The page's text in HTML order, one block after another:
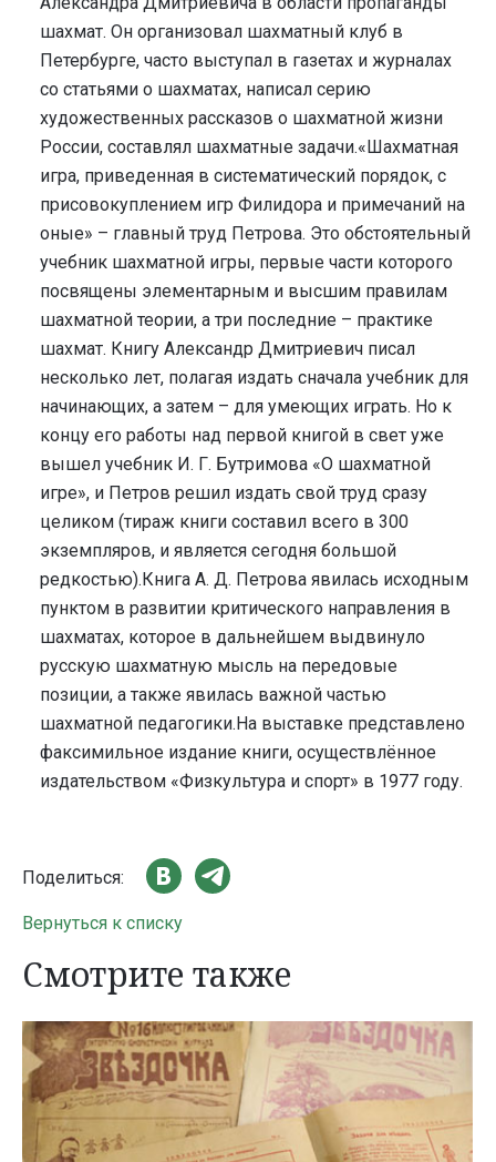
шахмат. Он организовал шахматный клуб в
Петербурге, часто выступал в газетах и журналах
со статьями о шахматах, написал серию
художественных рассказов о шахматной жизни
России, составлял шахматные задачи.«Шахматная
игра, приведенная в систематический порядок, с
присовокуплением игр Филидора и примечаний на
оные» – главный труд Петрова. Это обстоятельный
учебник шахматной игры, первые части которого
посвящены элементарным и высшим правилам
шахматной теории, а три последние – практике
шахмат. Книгу Александр Дмитриевич писал
несколько лет, полагая издать сначала учебник для
начинающих, а затем – для умеющих играть. Но к
концу его работы над первой книгой в свет уже
вышел учебник И. Г. Бутримова «О шахматной
игре», и Петров решил издать свой труд сразу
целиком (тираж книги составил всего в 300
экземпляров, и является сегодня большой
редкостью).Книга А. Д. Петрова явилась исходным
пунктом в развитии критического направления в
шахматах, которое в дальнейшем выдвинуло
русскую шахматную мысль на передовые
позиции, а также явилась важной частью
шахматной педагогики.На выставке представлено
факсимильное издание книги, осуществлённое
издательством «Физкультура и спорт» в 1977 году.
Поделиться:
Вернуться к списку
Смотрите также